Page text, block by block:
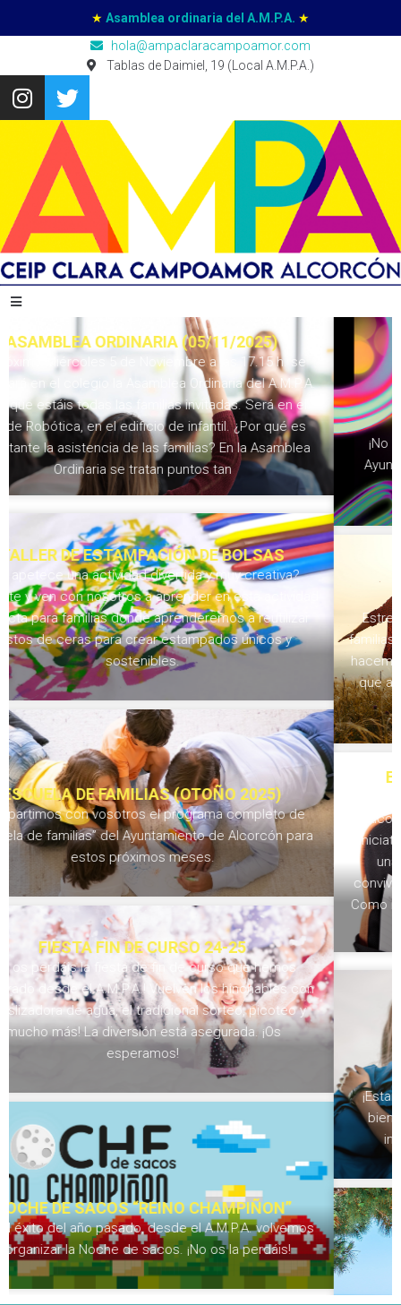
★ Asamblea ordinaria del A.M.P.A. ★
hola@ampaclaracampoamor.com
Tablas de Daimiel, 19 (Local A.M.P.A.)
FIESTA FLUOR
¡No os perdáis la fiesta FLUOR que ha organizado el
Ayuntamiento de Alcorcón para los alumnos de 6º de
Primaria!
UN RINCÓN PARA LAS FAMILIAS
Estrenamos nueva sección en la web “El rincón de las
familias” donde podréis compartir vuestros proyectos y lo
hacemos de la mano de Susana Ortiz, una mamá del cole
que además forma parte del A.M.P.A. ¡No os perdáis su
libro!
ESCUELA DE FAMILIAS (OTOÑO 2024)
Queridas familias, Un curso más, el Ayuntamiento de
Alcorcón pone en marcha la Escuela de familias, una
iniciativa gratuita cuyo objetivo es ofrecer a las familias
una serie de actividades para ayudar a mejorar la
convivencia, educación y comunicación con los peques.
Como novedad, este curso y a petición de las familias, se
ha puesto
¡FELIZ VUELTA AL COLE!
¡Estamos de vuelta y con las pilas cargadas! Damos la
bienvenida al curso 2024/2025 compartiendo alguna
información que puede ser de vuestro interés.
¡FELICES VACACIONES!